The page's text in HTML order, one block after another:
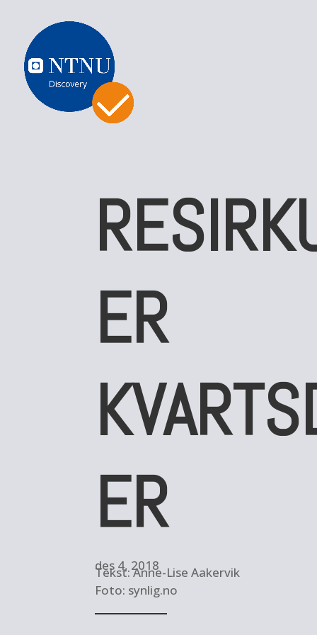
ER
ER
des 4, 2018
Tekst: Anne-Lise Aakervik
Foto: synlig.no